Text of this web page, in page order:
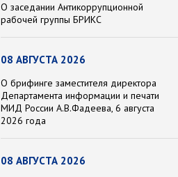
О заседании Антикоррупционной
рабочей группы БРИКС
08 АВГУСТА 2026
О брифинге заместителя директора
Департамента информации и печати
МИД России А.В.Фадеева, 6 августа
2026 года
08 АВГУСТА 2026